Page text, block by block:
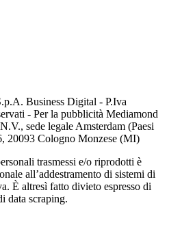
Business Digital - P.Iva
- Per la pubblicità Mediamond
sede legale Amsterdam (Paesi
20093 Cologno Monzese (MI)
trasmessi e/o riprodotti è
all’addestramento di sistemi di
È altresì fatto divieto espresso di
data scraping.